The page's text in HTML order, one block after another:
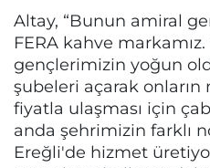
Altay, “Bunun amiral
FERA kahve
gençlerimizin yoğun
şubeleri açarak
fiyatla ulaşması için
anda şehrimizin farklı
Ereğli'de hizmet